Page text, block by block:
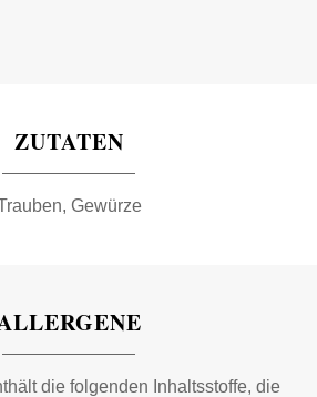
ZUTATEN
Gewürze
die folgenden Inhaltsstoffe, die